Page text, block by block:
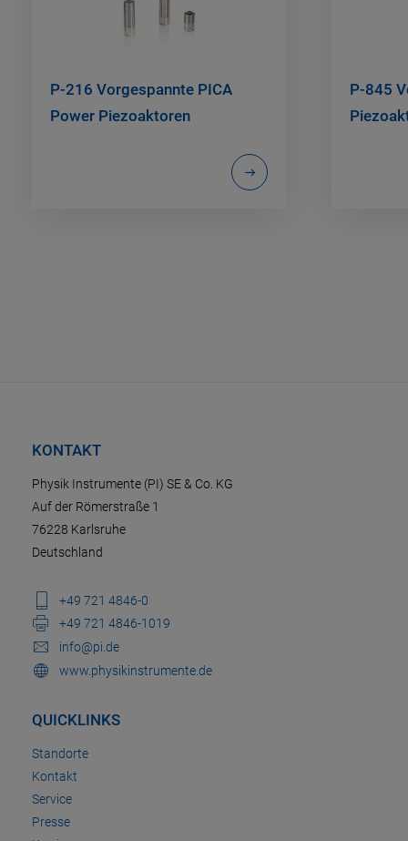
P-216 Vorgespannte PICA
Power Piezoaktoren
P-845
KONTAKT
Physik Instrumente (PI) SE & Co. KG
Auf der Römerstraße 1
76228 Karlsruhe
Deutschland
+49 721 4846-0
+49 721 4846-1019
info@pi.de
www.physikinstrumente.de
QUICKLINKS
Standorte
Kontakt
Service
Presse